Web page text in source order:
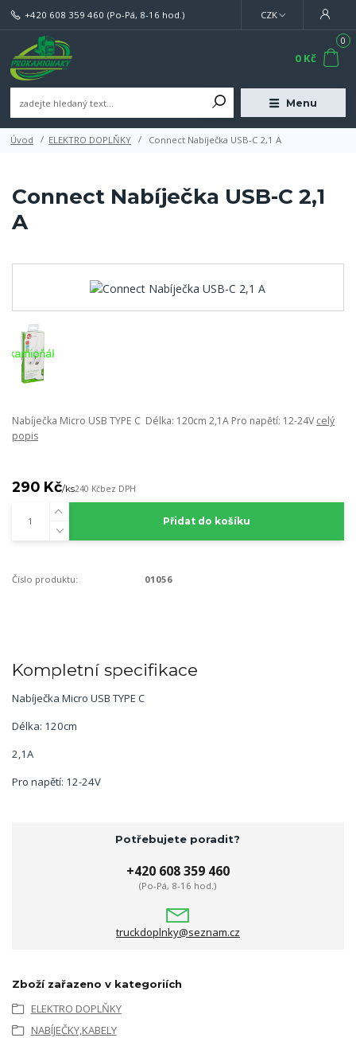
Menu
CZK
+420 608 359 460 (Po-Pá, 8-16 hod.)
0
0 Kč
Úvod ELEKTRO DOPLŇKY Connect Nabíječka USB-C 2,1 A
Connect Nabíječka USB-C 2,1
A
Nabíječka Micro USB TYPE C Délka: 120cm 2,1A Pro napětí: 12-24V celý
popis
290 Kč/ks240 Kčbez DPH
Přidat do košíku
Číslo produktu: 01056
Kompletní specifikace
Nabíječka Micro USB TYPE C
Délka: 120cm
2,1A
Pro napětí: 12-24V
Potřebujete poradit?
+420 608 359 460
(Po-Pá, 8-16 hod.)
truckdoplnky@seznam.cz
Zboží zařazeno v kategoriích
ELEKTRO DOPLŇKY
NABÍJEČKY,KABELY